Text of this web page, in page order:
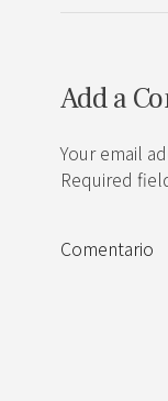
Add a
Your email
Required
Comentario